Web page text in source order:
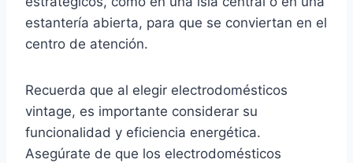
estantería abierta, para que se conviertan en el
centro de atención.
Recuerda que al elegir electrodomésticos
vintage, es importante considerar su
funcionalidad y eficiencia energética.
Asegúrate de que los electrodomésticos